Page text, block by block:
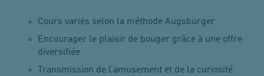
Cours variés selon la méthode Augsburger
Encourager le plaisir de bouger grâce à une offre
diversifiée
Transmission de l’amusement et de la curiosité